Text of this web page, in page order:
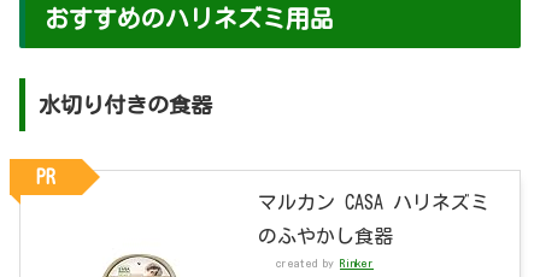
おすすめのハリネズミ用品
水切り付きの食器
マルカン CASA ハリネズミ
のふやかし食器
created by Rinker
PR